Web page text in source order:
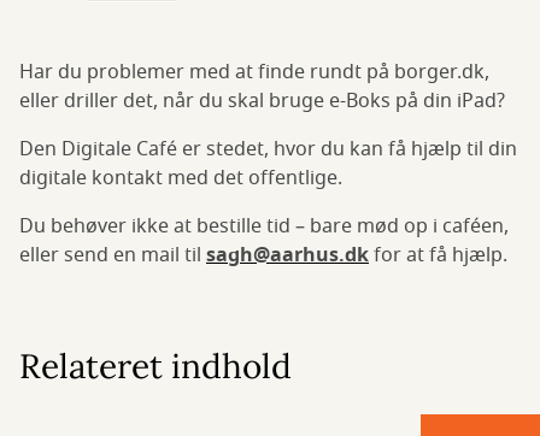
Har du problemer med at finde rundt på borger.dk,
eller driller det, når du skal bruge e-Boks på din iPad?
Den Digitale Café er stedet, hvor du kan få hjælp til din
digitale kontakt med det offentlige.
Du behøver ikke at bestille tid – bare mød op i caféen,
eller send en mail til sagh@aarhus.dkfor at få hjælp.
Relateret indhold